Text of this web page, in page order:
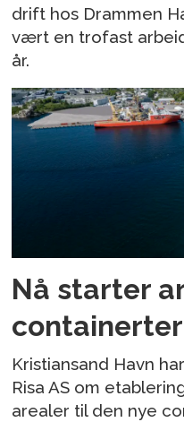
drift hos Drammen
vært en trofast
år.
Nå starter
Kristiansand Havn
Risa AS om
arealer til den nye